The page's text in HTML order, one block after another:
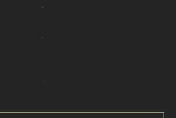
Contacter l'agence
Demander une estimation
Accéder à mon compte